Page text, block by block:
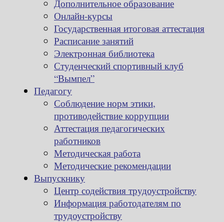
Дополнительное образование
Онлайн-курсы
Государственная итоговая аттестация
Расписание занятий
Электронная библиотека
Студенческий спортивный клуб
“Вымпел”
Педагогу
Соблюдение норм этики,
противодействие коррупции
Аттестация педагогических
работников
Методическая работа
Методические рекомендации
Выпускнику
Центр содействия трудоустройству
Информация работодателям по
трудоустройству